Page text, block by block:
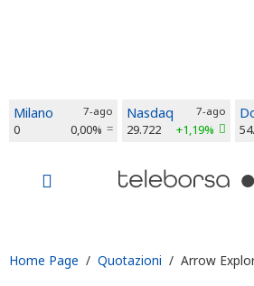
Milano 7-ago
0 0,00%
Nasdaq 7-ago
29.722 +1,19%
Home Page / Quotazioni / Arrow